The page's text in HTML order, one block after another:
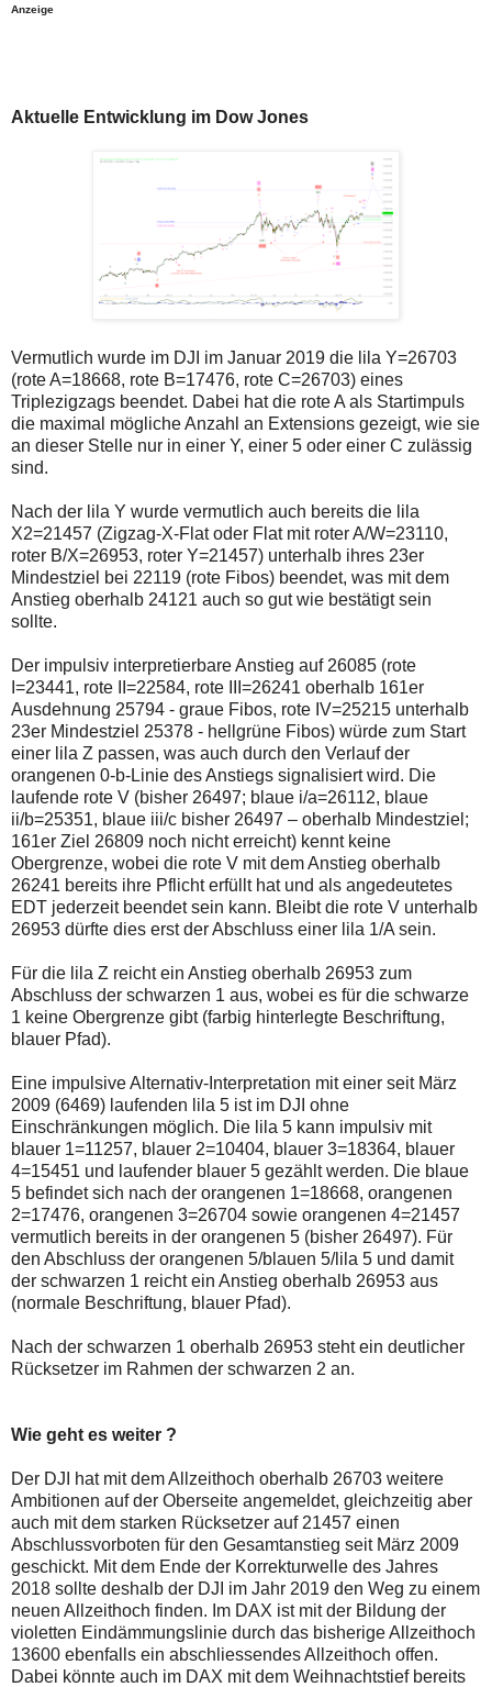
Anzeige
Aktuelle Entwicklung im Dow Jones
Vermutlich wurde im DJI im Januar 2019 die lila Y=26703
(rote A=18668, rote B=17476, rote C=26703) eines
Triplezigzags beendet. Dabei hat die rote A als Startimpuls
die maximal mögliche Anzahl an Extensions gezeigt, wie sie
an dieser Stelle nur in einer Y, einer 5 oder einer C zulässig
sind.
Nach der lila Y wurde vermutlich auch bereits die lila
X2=21457 (Zigzag-X-Flat oder Flat mit roter A/W=23110,
roter B/X=26953, roter Y=21457) unterhalb ihres 23er
Mindestziel bei 22119 (rote Fibos) beendet, was mit dem
Anstieg oberhalb 24121 auch so gut wie bestätigt sein
sollte.
Der impulsiv interpretierbare Anstieg auf 26085 (rote
I=23441, rote II=22584, rote III=26241 oberhalb 161er
Ausdehnung 25794 - graue Fibos, rote IV=25215 unterhalb
23er Mindestziel 25378 - hellgrüne Fibos) würde zum Start
einer lila Z passen, was auch durch den Verlauf der
orangenen 0-b-Linie des Anstiegs signalisiert wird. Die
laufende rote V (bisher 26497; blaue i/a=26112, blaue
ii/b=25351, blaue iii/c bisher 26497 – oberhalb Mindestziel;
161er Ziel 26809 noch nicht erreicht) kennt keine
Obergrenze, wobei die rote V mit dem Anstieg oberhalb
26241 bereits ihre Pflicht erfüllt hat und als angedeutetes
EDT jederzeit beendet sein kann. Bleibt die rote V unterhalb
26953 dürfte dies erst der Abschluss einer lila 1/A sein.
Für die lila Z reicht ein Anstieg oberhalb 26953 zum
Abschluss der schwarzen 1 aus, wobei es für die schwarze
1 keine Obergrenze gibt (farbig hinterlegte Beschriftung,
blauer Pfad).
Eine impulsive Alternativ-Interpretation mit einer seit März
2009 (6469) laufenden lila 5 ist im DJI ohne
Einschränkungen möglich. Die lila 5 kann impulsiv mit
blauer 1=11257, blauer 2=10404, blauer 3=18364, blauer
4=15451 und laufender blauer 5 gezählt werden. Die blaue
5 befindet sich nach der orangenen 1=18668, orangenen
2=17476, orangenen 3=26704 sowie orangenen 4=21457
vermutlich bereits in der orangenen 5 (bisher 26497). Für
den Abschluss der orangenen 5/blauen 5/lila 5 und damit
der schwarzen 1 reicht ein Anstieg oberhalb 26953 aus
(normale Beschriftung, blauer Pfad).
Nach der schwarzen 1 oberhalb 26953 steht ein deutlicher
Rücksetzer im Rahmen der schwarzen 2 an.
Wie geht es weiter ?
Der DJI hat mit dem Allzeithoch oberhalb 26703 weitere
Ambitionen auf der Oberseite angemeldet, gleichzeitig aber
auch mit dem starken Rücksetzer auf 21457 einen
Abschlussvorboten für den Gesamtanstieg seit März 2009
geschickt. Mit dem Ende der Korrekturwelle des Jahres
2018 sollte deshalb der DJI im Jahr 2019 den Weg zu einem
neuen Allzeithoch finden. Im DAX ist mit der Bildung der
violetten Eindämmungslinie durch das bisherige Allzeithoch
13600 ebenfalls ein abschliessendes Allzeithoch offen.
Dabei könnte auch im DAX mit dem Weihnachtstief bereits